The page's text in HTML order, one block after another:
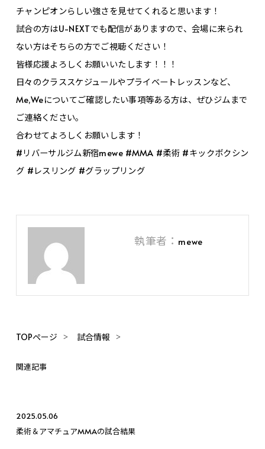
チャンピオンらしい強さを見せてくれると思います！
試合の方はU-NEXTでも配信がありますので、会場に来られ
ない方はそちらの方でご視聴ください！
皆様応援よろしくお願いいたします！！！
日々のクラススケジュールやプライベートレッスンなど、
Me,Weについてご確認したい事項等ある方は、ぜひジムまで
ご連絡ください。
合わせてよろしくお願いします！
#リバーサルジム新宿mewe #MMA #柔術 #キックボクシン
グ #レスリング #グラップリング
執筆者： mewe
TOPページ 試合情報
関連記事
2025.05.06
柔術＆アマチュアMMAの試合結果